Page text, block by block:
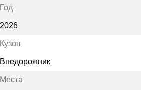
Год
2026
Кузов
Внедорожник
Места